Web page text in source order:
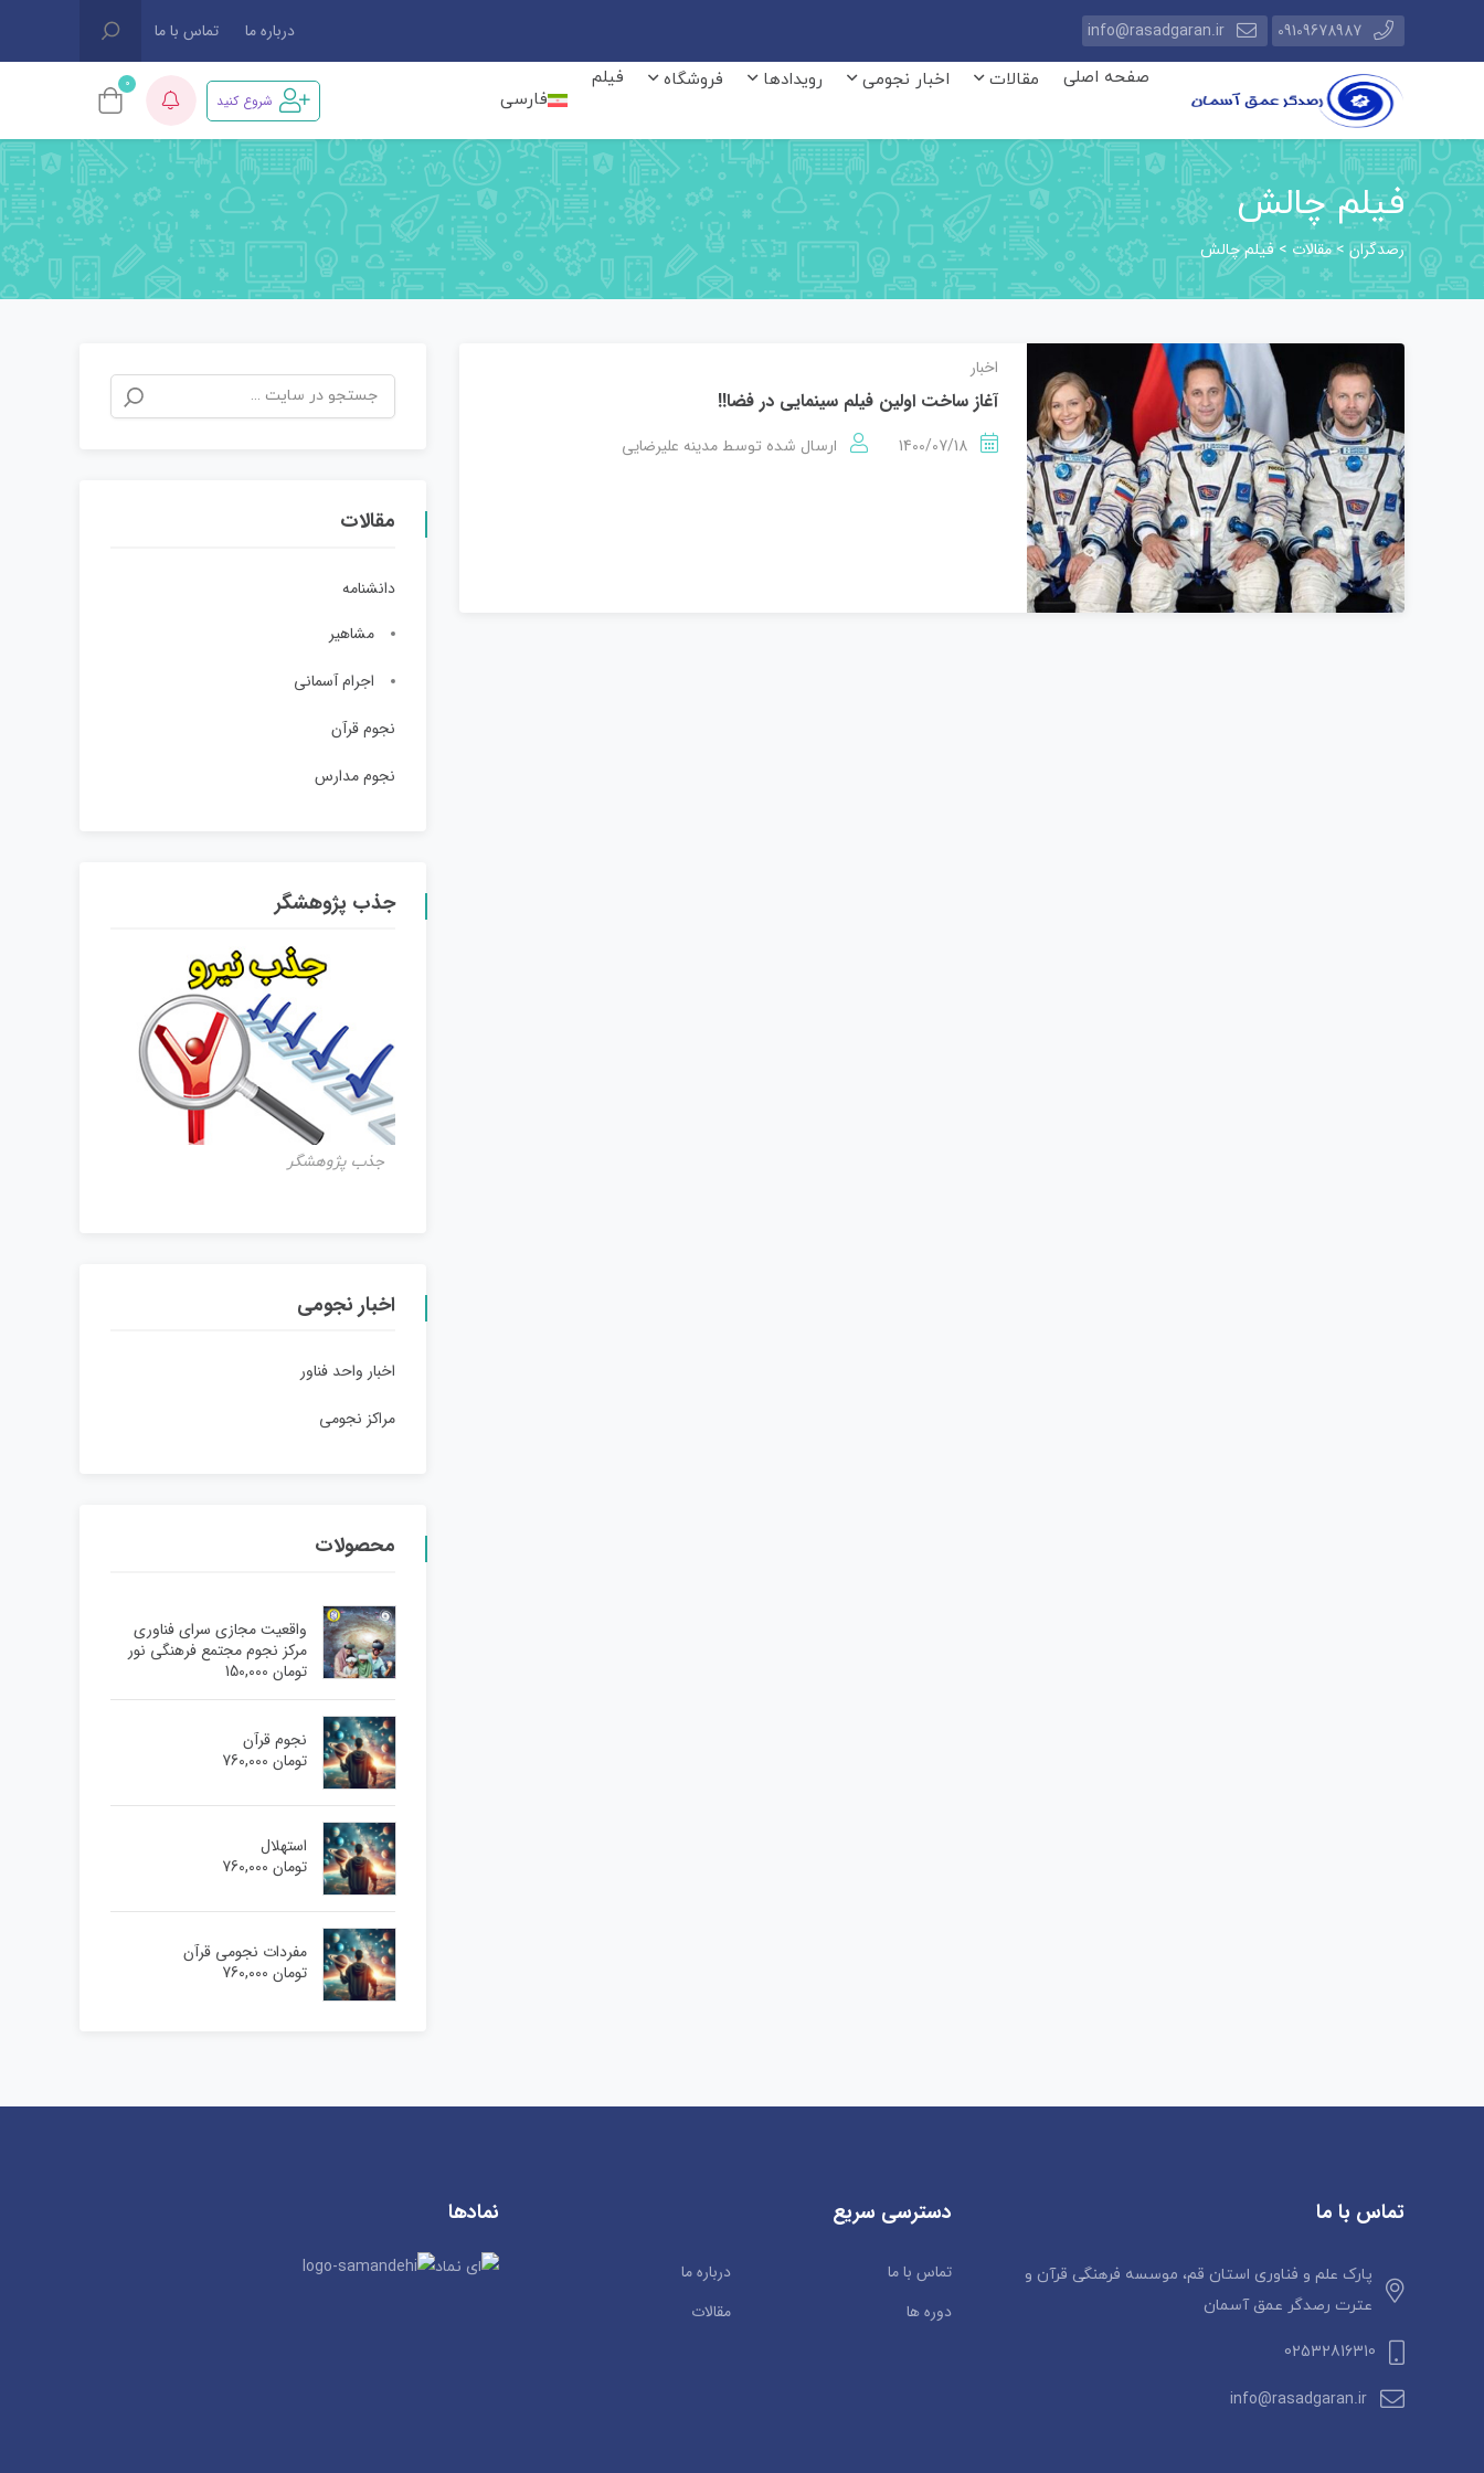
09109678987
info@rasadgaran.ir درباره ما تماس با ما
صفحه اصلی مقالات اخبار نجومی رویدادها فروشگاه
فیلم
فارسی
شروع کنید
0
فیلم چالش
رصدگران >مقالات >فیلم چالش
اخبار
آغاز ساخت اولین فیلم سینمایی در فضا!!
1400/07/18 ارسال شده توسط مدینه علیرضایی
مقالات
دانشنامه
مشاهیر
اجرام آسمانی
نجوم قرآن
نجوم مدارس
جذب پژوهشگر
جذب پژوهشگر
اخبار نجومی
اخبار واحد فناور
مراکز نجومی
محصولات
واقعیت مجازی سرای فناوری
مرکز نجوم مجتمع فرهنگی نور
تومان
نجوم قرآن
تومان
استهلال
تومان
مفردات نجومی قرآن
تومان
تماس با ما
پارک علم و فناوری استان قم، موسسه فرهنگی قرآن و
عترت رصدگر عمق آسمان
02532816310
info@rasadgaran.ir
دسترسی سریع
تماس با ما
درباره ما
دوره ها
مقالات
نمادها